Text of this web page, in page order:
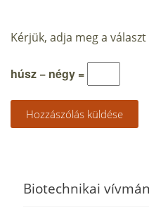
Kérjük, adja meg a
húsz − négy =
Biotechnikai